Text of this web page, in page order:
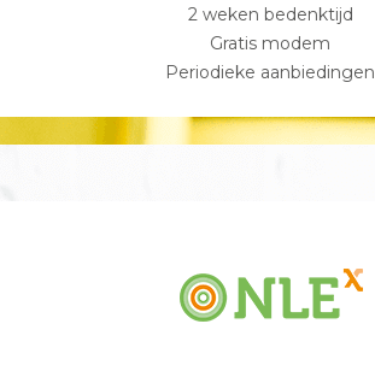
2 weken bedenktijd
Gratis modem
Periodieke aanbiedingen